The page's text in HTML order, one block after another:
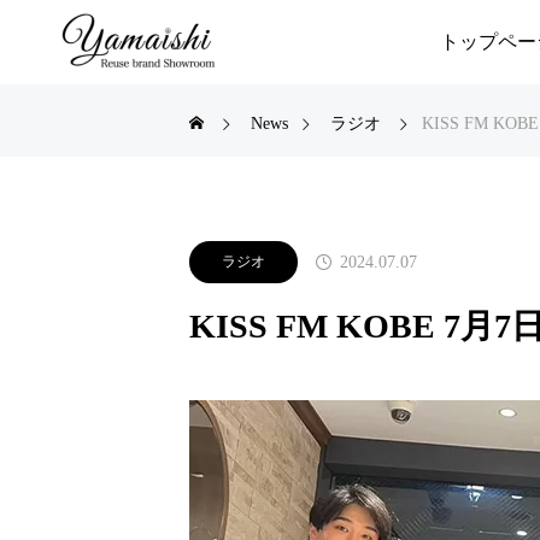
トップペ
News ラジオ KISS FM
ラジオ 2024.07.07
KISS FM KOBE 7月7